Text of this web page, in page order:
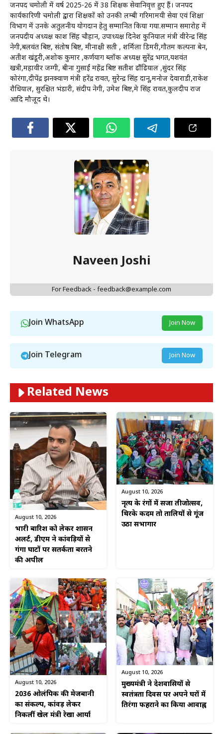
जनपद चमोली में वर्ष 2025-26 में 38 शिक्षक सेवानिवृत्त हुए हैं। जनपद
कार्यकारिणी चमोली द्वारा शिक्षकों को उनकी लम्बी गरिमामयी सेवा एवं शिक्षा
विभाग में उनके अतुलनीय योगदान हेतु सम्मानित किया गया.सम्मान समारोह में
जनपदीय अध्यक्ष प्रकाश सिंह चौहान, उपाध्यक्ष दिनेश कुनियाल मंत्री वीरेन्द्र सिंह
नेगी,बलवंत बिष्ट, संतोष बिष्ट, मीनाक्षी सती , शर्मिला डिमरी,गौतम कल्पना बेन,
अतीश खंडूरी,अशोक कुमार ,कर्णप्रयाग ब्लॉक अध्यक्ष सुरेंद्र भगत,यशवंत
खत्री,महावीर जग्गी, बीना गुसाईं महेंद्र बिष्ट सतीश ढौंढियाल ,सुंदर सिंह
कोरंगा,दीपेंद्र झनक्वाण मंत्री हरेंद्र रावत, सुरेन्द्र सिंह दानू,मनोज देवाराडी,राकेश
रौधियाल, सुरक्षित भंडारी, संदीप नेगी, उमेश बिष्ट,प्रेम सिंह रावत,कुलदीप राज
आदि मौजूद थे।
Naveen Joshi
For Feedback - feedback@example.com
Join WhatsApp Join Now
Join Telegram Join Now
Related News
August 10, 2026
भारी बारिश को लेकर प्रशासन
अलर्ट, डीएम ने कांवड़ियों से
गंगा घाटों पर सतर्कता बरतने
की अपील
August 10, 2026
नृत्य के रंगों में सजा तीजोत्सव,
थिरके कदम तो तालियों से गूंज
उठा सभागार
August 10, 2026
2036 ओलंपिक की मेजबानी
का संकल्प, कांवड़ लेकर
निकलीं खेल मंत्री रेखा आर्या
August 10, 2026
मुख्यमंत्री ने प्रदेशवासियों से
स्वतंत्रता दिवस पर अपने घरों में
तिरंगा फहराने का किया आवाह्न